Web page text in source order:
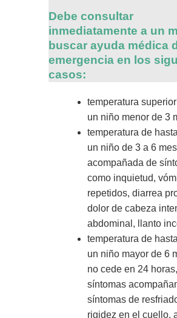
Debe consultar
inmediatamente a un
buscar ayuda médica
emergencia en los
casos:
temperatura
un niño menor de 3
temperatura de
un niño de 3 a 6
acompañada de
como inquietud,
repetidos, diarrea
dolor de cabeza
abdominal, llanto
temperatura de
un niño mayor de 6
no cede en 24
síntomas
síntomas de
rigidez en el cuello,